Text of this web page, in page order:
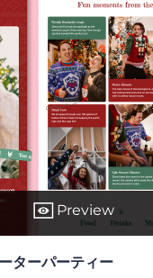
Preview
ターパーティー